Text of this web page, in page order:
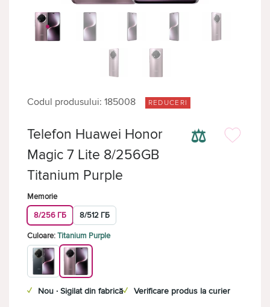
Codul produsului: 185008 REDUCERI
⚖
Telefon Huawei Honor
Magic 7 Lite 8/256GB
Titanium Purple
Memorie
8/256 ГБ
8/512 ГБ
Culoare:Titanium Purple
✓ Nou · Sigilat din fabrică✓ Verificare produs la curier